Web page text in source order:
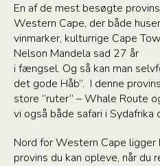
En af de mest besøgte
Western Cape, der både
vinmarker, kulturrige Cape
Nelson Mandela sad 27 år
i fængsel. Og så kan man
det gode Håb”. I denne
store ”ruter” – Whale Route
vi også både safari i Sydafrika
Nord for Western Cape
provins du kan opleve, når du